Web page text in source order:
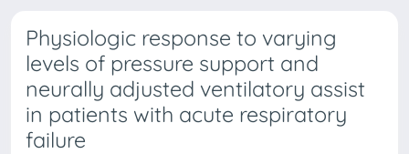
Physiologic response to varying
levels of pressure support and
neurally adjusted ventilatory assist
in patients with acute respiratory
failure